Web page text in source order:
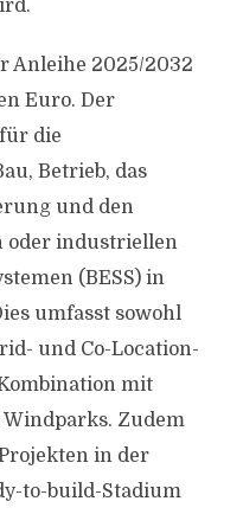
Anleihe 2025/2032
Euro. Der
die
Betrieb, das
und den
oder industriellen
(BESS) in
umfasst sowohl
und Co-Location-
mit
Windparks. Zudem
in der
to-build-Stadium